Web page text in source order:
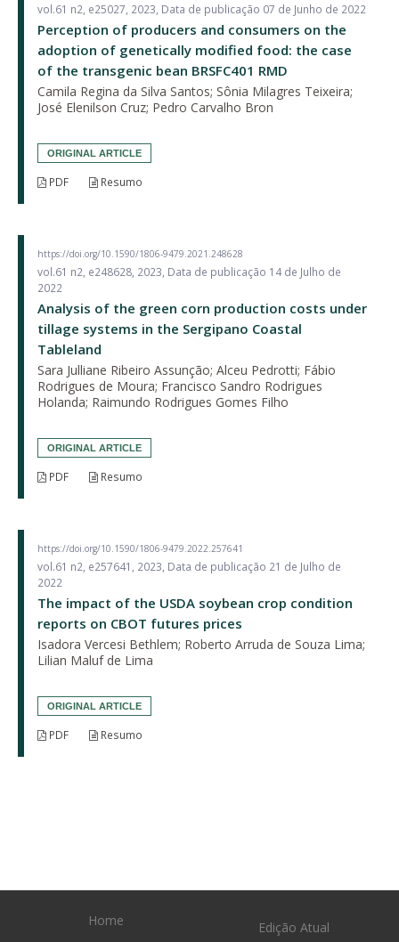
vol.61 n2, e25027, 2023, Data de publicação 07 de Junho de 2022
Perception of producers and consumers on the
adoption of genetically modified food: the case
of the transgenic bean BRSFC401 RMD
Camila Regina da Silva Santos; Sônia Milagres Teixeira;
José Elenilson Cruz; Pedro Carvalho Bron
ORIGINAL ARTICLE
PDF Resumo
https://doi.org/10.1590/1806-9479.2021.248628
vol.61 n2, e248628, 2023, Data de publicação 14 de Julho de
2022
Analysis of the green corn production costs under
tillage systems in the Sergipano Coastal
Tableland
Sara Julliane Ribeiro Assunção; Alceu Pedrotti; Fábio
Rodrigues de Moura; Francisco Sandro Rodrigues
Holanda; Raimundo Rodrigues Gomes Filho
ORIGINAL ARTICLE
PDF Resumo
https://doi.org/10.1590/1806-9479.2022.257641
vol.61 n2, e257641, 2023, Data de publicação 21 de Julho de
2022
The impact of the USDA soybean crop condition
reports on CBOT futures prices
Isadora Vercesi Bethlem; Roberto Arruda de Souza Lima;
Lilian Maluf de Lima
ORIGINAL ARTICLE
PDF Resumo
Home
Edição Atual